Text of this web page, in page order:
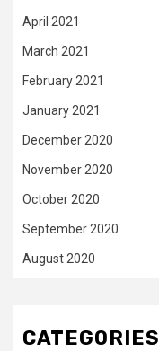
April 2021
March 2021
February 2021
January 2021
December 2020
November 2020
October 2020
September 2020
August 2020
CATEGORIES